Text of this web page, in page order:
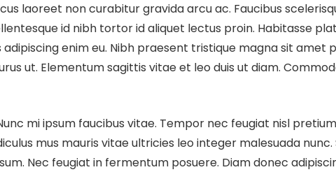
laoreet non curabitur gravida arcu ac. Faucibus
id nibh tortor id aliquet lectus proin. Habitasse
enim eu. Nibh praesent tristique magna sit amet
ut. Elementum sagittis vitae et leo duis ut diam.
mi ipsum faucibus vitae. Tempor nec feugiat nisl
mus mauris vitae ultricies leo integer malesuada
Nec feugiat in fermentum posuere. Diam donec